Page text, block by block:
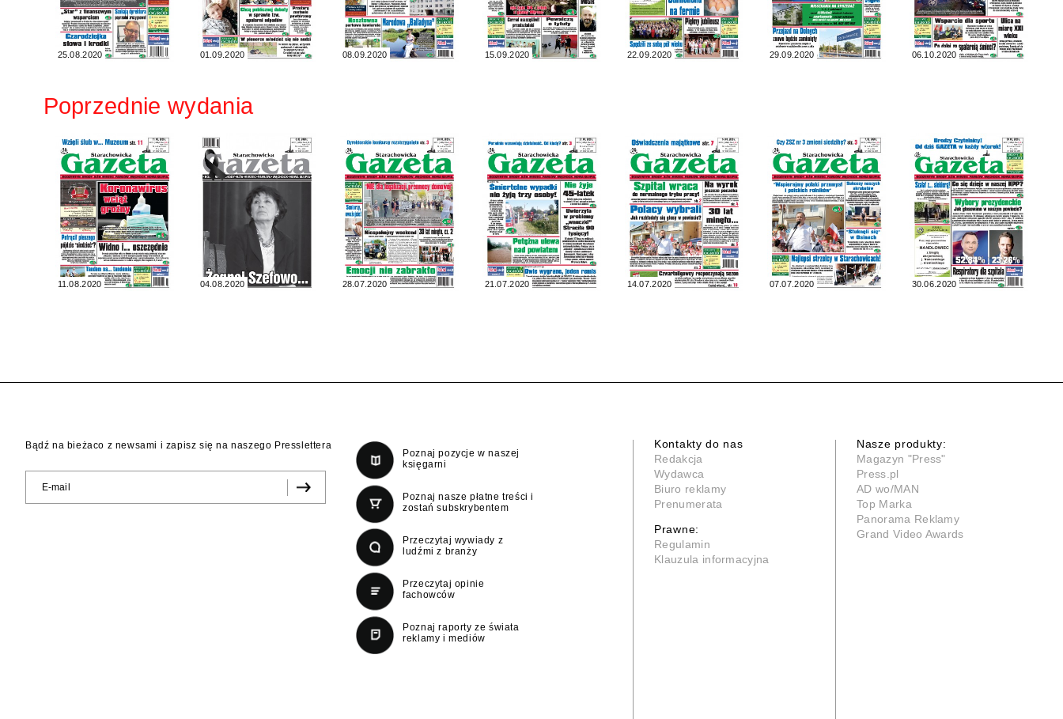
25.08.2020 01.09.2020 08.09.2020 15.09.2020 22.09.2020 29.09.2020 06.10.2020
Poprzednie wydania
11.08.2020 04.08.2020 28.07.2020 21.07.2020 14.07.2020 07.07.2020 30.06.2020
Bądź na bieżaco z newsami i zapisz się na naszego Presslettera
Poznaj pozycje w naszej
księgarni
Poznaj nasze płatne treści i
zostań subskrybentem
Przeczytaj wywiady z
ludźmi z branży
Przeczytaj opinie
fachowców
Poznaj raporty ze świata
reklamy i mediów
Kontakty do nas
Redakcja
Wydawca
Biuro reklamy
Prenumerata
Prawne:
Regulamin
Klauzula informacyjna
Nasze produkty:
Magazyn "Press"
Press.pl
AD wo/MAN
Top Marka
Panorama Reklamy
Grand Video Awards